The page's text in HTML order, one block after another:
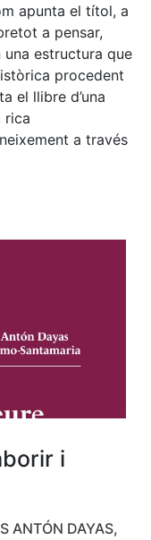
apunta el títol, a
a pensar,
estructura que
procedent
el llibre d’una
rica
a través
i
ANTÓN DAYAS,